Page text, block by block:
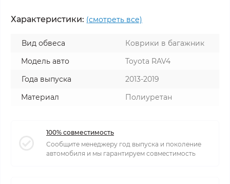
Характеристики: (смотреть все)
Вид обвеса
Коврики в багажник
Модель авто
Toyota RAV4
Года выпуска
2013-2019
Материал
Полиуретан
100% совместимость
Сообщите менеджеру год выпуска и поколение
автомобиля и мы гарантируем совместимость